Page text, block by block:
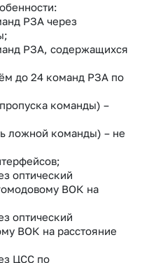
РЗА через
РЗА, содержащихся
до 24 команд РЗА по
команды) –
ложной команды) – не
оптический
ВОК на
оптический
ВОК на расстояние
ЦСС по